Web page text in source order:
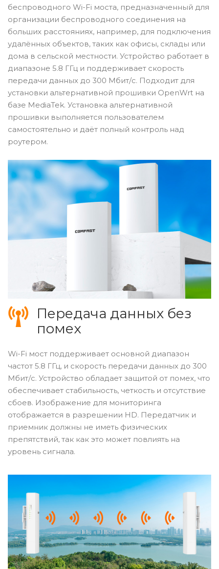
беспроводного Wi-Fi моста, предназначенный для
организации беспроводного соединения на
больших расстояниях, например, для подключения
удалённых объектов, таких как офисы, склады или
дома в сельской местности. Устройство работает в
диапазоне 5.8 ГГц и поддерживает скорость
передачи данных до 300 Мбит/с. Подходит для
установки альтернативной прошивки OpenWrt на
базе MediaTek. Установка альтернативной
прошивки выполняется пользователем
самостоятельно и даёт полный контроль над
роутером.
Передача данных без
помех
Wi-Fi мост поддерживает основной диапазон
частот 5.8 ГГц, и скорость передачи данных до 300
Мбит/с. Устройство обладает защитой от помех, что
обеспечивает стабильность, четкость и отсутствие
сбоев. Изображение для мониторинга
отображается в разрешении HD. Передатчик и
приемник должны не иметь физических
препятствий, так как это может повлиять на
уровень сигнала.